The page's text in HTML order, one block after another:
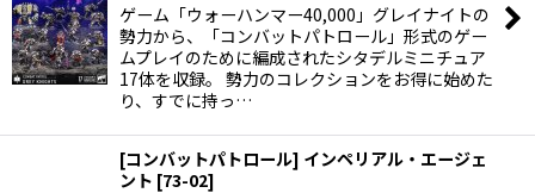
ゲーム「ウォーハンマー40,000」グレイナイトの
勢力から、「コンバットパトロール」形式のゲー
ムプレイのために編成されたシタデルミニチュア
17体を収録。 勢力のコレクションをお得に始めた
り、すでに持っ…
[コンバットパトロール] インペリアル・エージェ
ント [73-02]